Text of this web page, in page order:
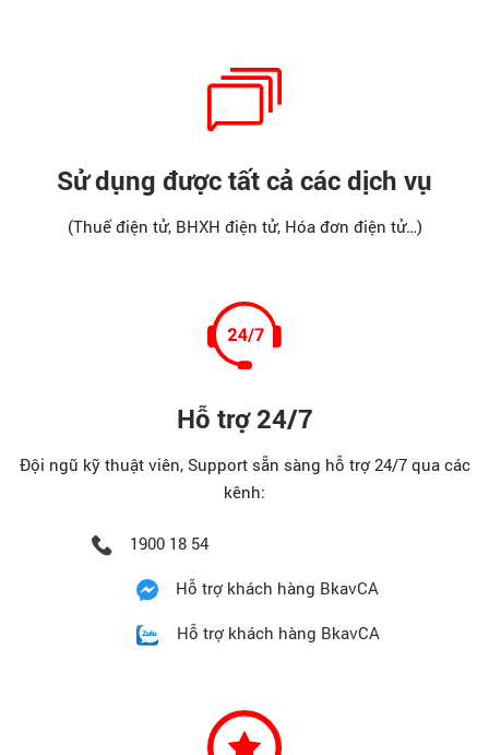
Sử dụng được tất cả các dịch vụ
(Thuế điện tử, BHXH điện tử, Hóa đơn điện tử…)
Hỗ trợ 24/7
Đội ngũ kỹ thuật viên, Support sẵn sàng hỗ trợ 24/7 qua các
kênh:
1900 18 54
Hỗ trợ khách hàng BkavCA
Hỗ trợ khách hàng BkavCA